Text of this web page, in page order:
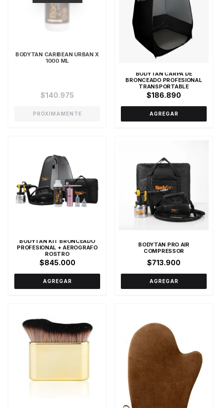
BODYTAN CARIBEAN URBAN X
1000 ML
$140.975
PRÓXIMAMENTE
BODYTAN CARPA DE
BRONCEADO PROFESIONAL
TRANSPORTABLE
$186.890
AGREGAR
BODYTAN KIT BRONCEADO
PROFESIONAL + AEROGRAFO
ROSTRO
$845.000
AGREGAR
BODYTAN PRO AIR
COMPRESSOR
$713.900
AGREGAR